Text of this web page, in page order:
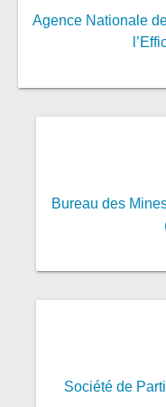
Agence Nationale
Bureau des
Société de